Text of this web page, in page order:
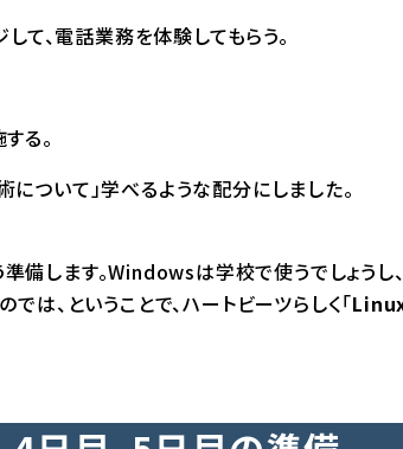
て、電話業務を体験してもらう。
る。
ついて」学べるような配分にしました。
備します。Windowsは学校で使うでしょう
は、ということで、ハートビーツらしく「